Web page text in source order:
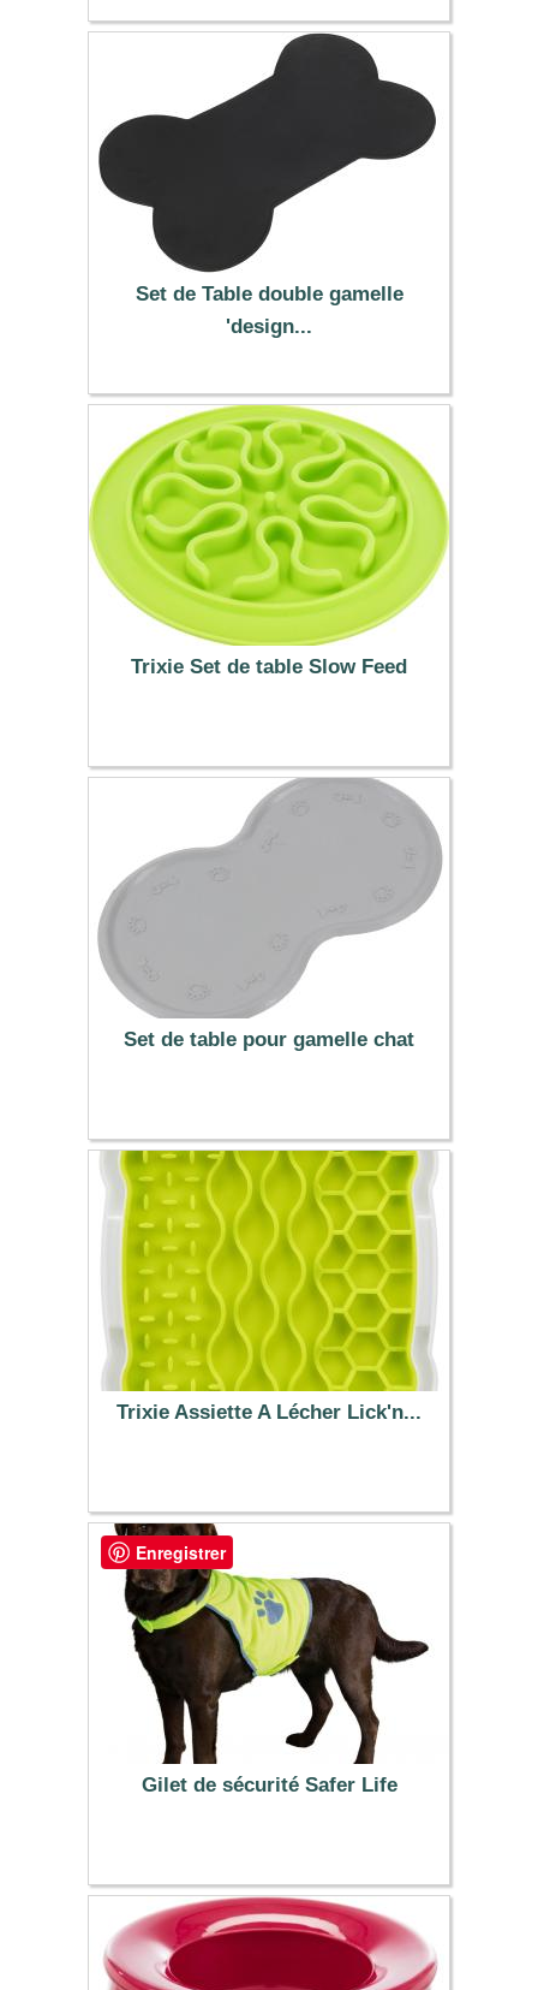
2.79 €
Set de Table double gamelle
'design...
8.99 €
Trixie Set de table Slow Feed
9.99 €
Set de table pour gamelle chat
6.99 €
Trixie Assiette A Lécher Lick'n...
9.99 €
Gilet de sécurité Safer Life
7.99 €
Enregistrer